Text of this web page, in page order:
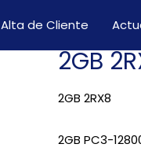
Alta de Cliente
2GB
2GB 2RX8
2GB PC3-